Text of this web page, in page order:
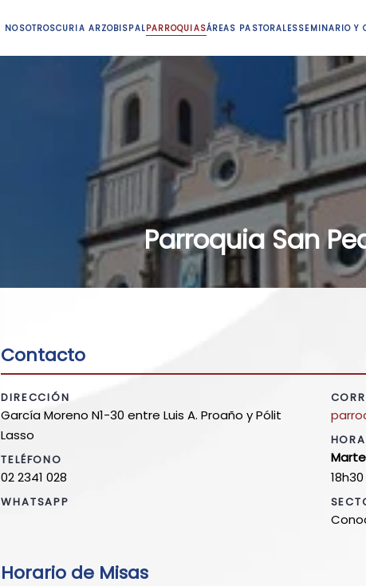
NOSOTROSCURIA ARZOBISPALPARROQUIASÁREAS PASTORALESSEMINARIO Y
Parroquia San
Contacto
DIRECCIÓN
García Moreno N1-30 entre Luis A. Proaño y Pólit
Lasso
TELÉFONO
02 2341 028
WHATSAPP
18h30
Horario de Misas